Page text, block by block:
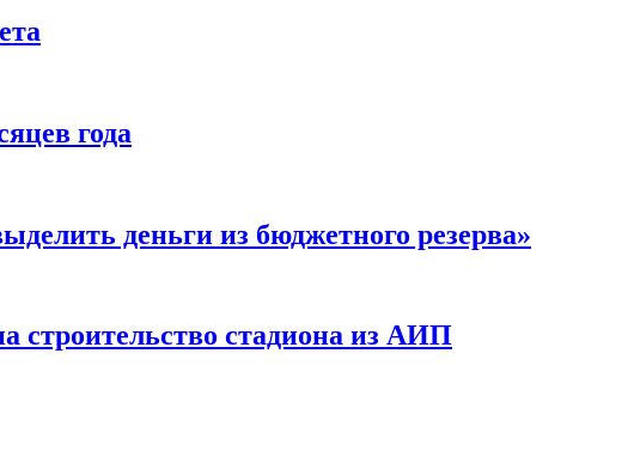
года
деньги из бюджетного резерва»
строительство стадиона из АИП